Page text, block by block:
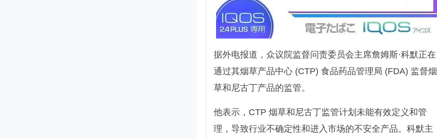
据外电报道，众议院监督问责委员会主席詹姆斯·科默正在
通过其烟草产品中心 (CTP) 食品药品管理局 (FDA) 监督烟
草和尼古丁产品的监管。
他表示，CTP 烟草和尼古丁监管计划未能有效定义和管
理，导致行业不确定性和进入市场的不安全产品。科默主